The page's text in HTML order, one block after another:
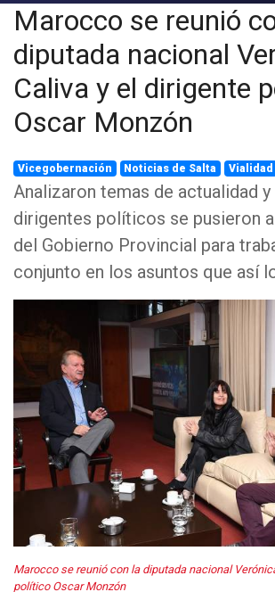
Marocco se reunió
diputada nacional
Caliva y el dirigente
Oscar Monzón
Vicegobernación Noticias de Salta Vialidad
Analizaron temas de actualidad
dirigentes políticos se pusieron
del Gobierno Provincial para
conjunto en los asuntos que así
Marocco se reunió con la diputada nacional
político Oscar Monzón